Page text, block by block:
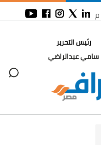
رئيس التحرير
سامي عبدالراضي